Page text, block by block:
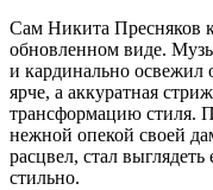
Сам Никита Пресняков
обновленном виде.
и кардинально освежил
ярче, а аккуратная
трансформацию стиля.
нежной опекой своей
расцвел, стал
стильно.